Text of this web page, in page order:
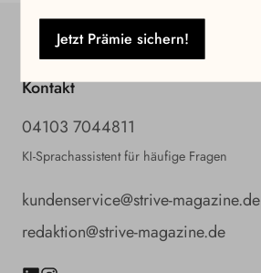
Kontakt
04103 7044811
KI-Sprachassistent für häufige Fragen
kundenservice@strive-magazine.de
redaktion@strive-magazine.de
Jetzt Prämie sichern!